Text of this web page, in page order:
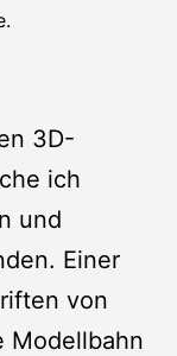
3D-
ich
und
Einer
von
Modellbahn